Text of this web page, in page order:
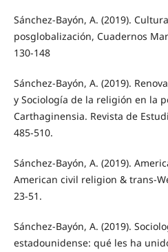
Sánchez-Bayón, A. (2019).
posglobalización, Cuadernos
130-148
Sánchez-Bayón, A. (2019).
y Sociología de la religión en la
Carthaginensia. Revista de
485-510.
Sánchez-Bayón, A. (2019).
American civil religion & trans-
23-51.
Sánchez-Bayón, A. (2019).
estadounidense: qué les ha